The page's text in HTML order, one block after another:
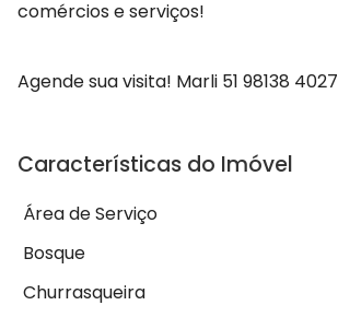
comércios e serviços!
Agende sua visita! Marli 51 98138 4027
Características do Imóvel
Área de Serviço
Bosque
Churrasqueira